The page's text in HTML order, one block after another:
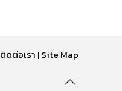
ติดต่อเรา |Site Map